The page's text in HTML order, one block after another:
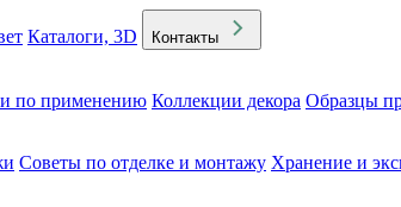
Каталоги, 3D Контакты
по применению Коллекции декора Образцы
Советы по отделке и монтажу Хранение и